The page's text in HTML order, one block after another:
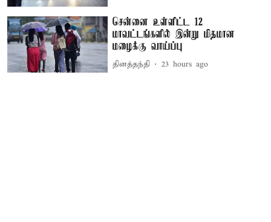
சென்னை உள்ளிட்ட 12
மாவட்டங்களில் இன்று மிதமான
மழைக்கு வாய்ப்பு
தினத்தந்தி 23 hours ago